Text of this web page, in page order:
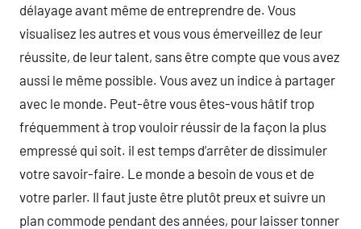
délayage avant même de entreprendre de. Vous
visualisez les autres et vous vous émerveillez de leur
réussite, de leur talent, sans être compte que vous avez
aussi le même possible. Vous avez un indice à partager
avec le monde. Peut-être vous êtes-vous hâtif trop
fréquemment à trop vouloir réussir de la façon la plus
empressé qui soit. il est temps d’arrêter de dissimuler
votre savoir-faire. Le monde a besoin de vous et de
votre parler. Il faut juste être plutôt preux et suivre un
plan commode pendant des années, pour laisser tonner